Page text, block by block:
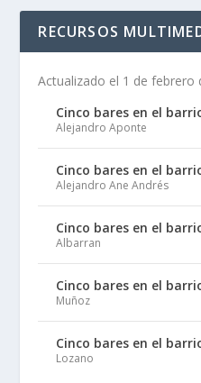
RECURSOS
Actualizado el 1 de febrero
Cinco bares en el
Alejandro Aponte
Cinco bares en el
Alejandro Ane Andrés
Cinco bares en el
Albarran
Cinco bares en el
Muñoz
Cinco bares en el
Lozano